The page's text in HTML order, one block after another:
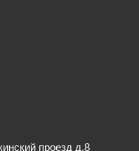
проезд д.8